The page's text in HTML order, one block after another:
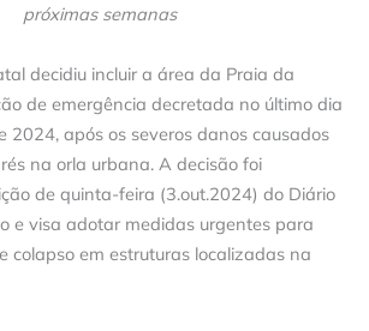
próximas semanas
decidiu incluir a área da Praia da
de emergência decretada no último dia
2024, após os severos danos causados
na orla urbana. A decisão foi
de quinta-feira (3.out.2024) do Diário
e visa adotar medidas urgentes para
colapso em estruturas localizadas na